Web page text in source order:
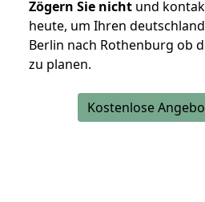
Zögern Sie nicht und
heute, um Ihren
Berlin nach Rothenburg ob
zu planen.
Kostenlose